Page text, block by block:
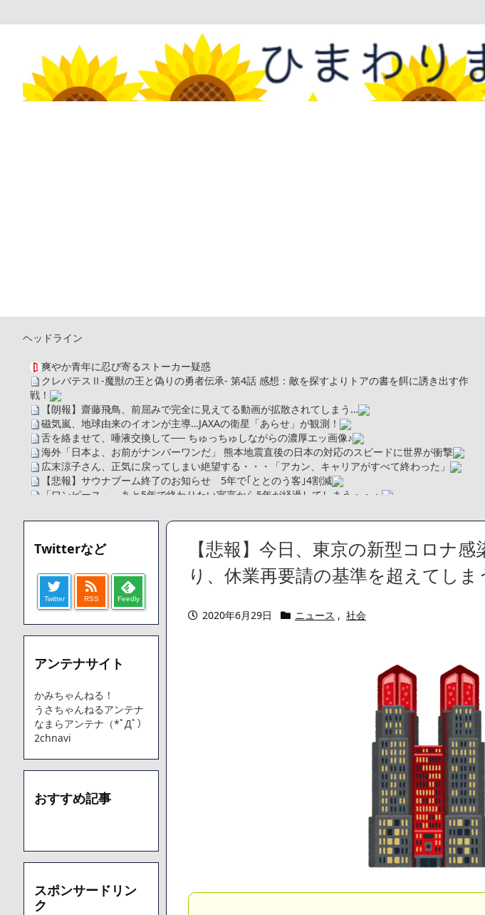
ヘッドライン
爽やか青年に忍び寄るストーカー疑惑
クレバテスⅡ-魔獣の王と偽りの勇者伝承- 第4話 感想：敵を探すよりトアの書を餌に誘き出す作
戦！
【朗報】齋藤飛鳥、前屈みで完全に見えてる動画が拡散されてしまう…
磁気嵐、地球由来のイオンが主導…JAXAの衛星「あらせ」が観測！
舌を絡ませて、唾液交換して── ちゅっちゅしながらの濃厚エッ画像♪
海外「日本よ、お前がナンバーワンだ」 熊本地震直後の日本の対応のスピードに世界が衝撃
広末涼子さん、正気に戻ってしまい絶望する・・・「アカン、キャリアがすべて終わった」
【悲報】サウナブーム終了のお知らせ 5年で｢ととのう客｣4割減
「ワンピース」、あと5年で終わりたい宣言から5年が経過してしまう・・・
【画像】さくまあきら「桃鉄の赤マスは実際に行ってみてクソだった所です」
【愕然】ワイ「豚バラ220gカリッカリになるまで焼いて重さ調べたろww(2割3割減ったら御の
字やろなあww)」→結果・・・・・・・・・・・・・・・・・・・
【悲報】ジェネリック医薬品、4割が承認書と異なる製造だったことが発覚「衝撃的な数字だ」
【速報】楽天グループ、減損損失約160億円と約700億円の繰延税金資産の取崩し
【悲報】読売新聞、「避難所の自販機が壊されて窃盗された」というデマ記事をこっそり削除し
てしまう
SM風俗嬢ワイ、なんでも答えるが質問ある？
Powered by livedoor 相互RSS
【悲報】今日、東京の新型コロナ
り、休業再要請の基準を超えてしま
2020年6月29日 ニュース , 社会
Twitterなど
Twitter RSS Feedly
アンテナサイト
かみちゃんねる！
うさちゃんねるアンテナ
なまらアンテナ（*ﾟДﾟ）
2chnavi
おすすめ記事
スポンサードリン
ク